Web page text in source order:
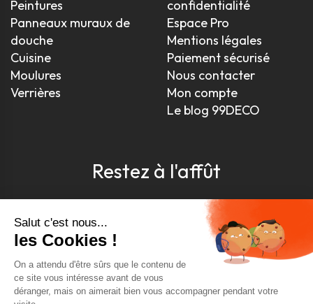
Peintures
Panneaux muraux de
douche
Cuisine
Moulures
Verrières
confidentialité
Espace Pro
Mentions légales
Paiement sécurisé
Nous contacter
Mon compte
Le blog 99DECO
Restez à l'affût
Pour être toujours au courant, inscrivez-vous à
notre newsletter